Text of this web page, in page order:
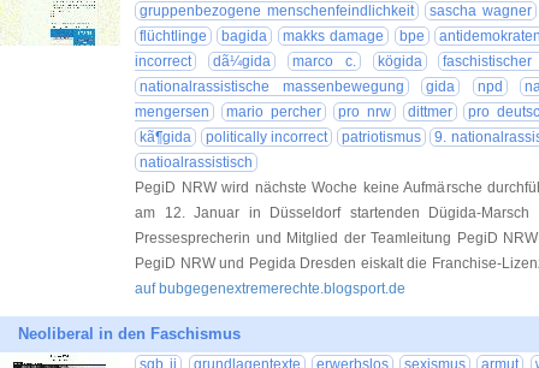
gruppenbezogene menschenfeindlichkeit
sascha wagner
flüchtlinge
bagida makks damage bpe
incorrect
dã¼gida marco c. kögida
nationalrassistische massenbewegung
gida npd
mengersen
mario percher pro nrw dittmer
pro
kã¶gida
politically incorrect patriotismus
9.
natioalrassistisch
PegiD NRW wird nächste Woche keine Aufmärsche
am 12. Januar in Düsseldorf startenden Dügida-
Pressesprecherin und Mitglied der Teamleitung PegiD
PegiD NRW und Pegida Dresden eiskalt die Franchise-
auf bubgegenextremerechte.blogsport.de
Neoliberal in den Faschismus
sgb ii grundlagentexte erwerbslos sexismus armut